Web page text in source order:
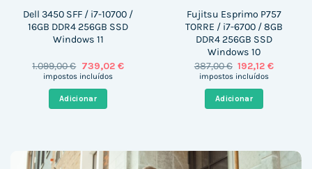
Dell 3450 SFF / i7-10700 /
16GB DDR4 256GB SSD
Windows 11
1.099,00€ O
preço
era:
1.099,00 €.
739,02 €O
impostos incluídos
Adicionar
Fujitsu Esprimo P757
TORRE / i7-6700 / 8GB
DDR4 256GB SSD
Windows 10
387,00€ O
preço
era:
387,00 €.
192,12€O
impostos incluídos
Adicionar